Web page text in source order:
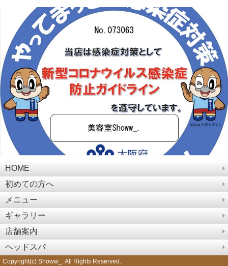
HOME
初めての方へ
メニュー
ギャラリー
店舗案内
ヘッドスパ
Copyright(c) Showw_. All Rights Reserved.